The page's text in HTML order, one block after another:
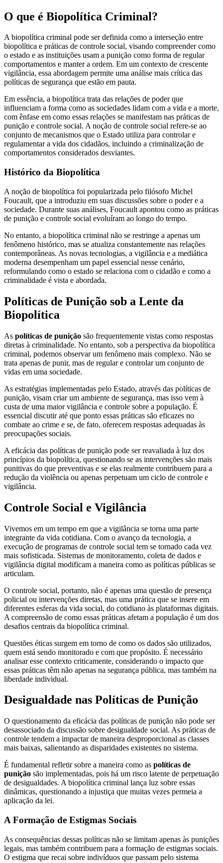
O que é Biopolítica Criminal?
A biopolítica criminal pode ser definida como a interseção entre
biopolítica e práticas de controle social, visando compreender como
o estado e as instituições usam a punição como forma de regular
comportamentos e manter a ordem. Em um contexto de crescente
vigilância, essa abordagem permite uma análise mais crítica das
políticas de segurança que estão em pauta.
Em essência, a biopolítica trata das relações de poder que
influenciam a forma como as sociedades lidam com a vida e a morte,
com ênfase em como essas relações se manifestam nas práticas de
punição e controle social. A noção de controle social refere-se ao
conjunto de mecanismos que o Estado utiliza para controlar e
regulamentar a vida dos cidadãos, incluindo a criminalização de
comportamentos considerados desviantes.
Histórico da Biopolítica
A noção de biopolítica foi popularizada pelo filósofo Michel
Foucault, que a introduziu em suas discussões sobre o poder e a
sociedade. Durante suas análises, Foucault apontou como as práticas
de punição e controle social evoluíram ao longo do tempo.
No entanto, a biopolítica criminal não se restringe a apenas um
fenômeno histórico, mas se atualiza constantemente nas relações
contemporâneas. As novas tecnologias, a vigilância e a mediática
moderna desempenham um papel essencial nesse cenário,
reformulando como o estado se relaciona com o cidadão e como a
criminalidade é vista e abordada.
Políticas de Punição sob a Lente da
Biopolítica
As políticas de punição são frequentemente vistas como respostas
diretas à criminalidade. No entanto, sob a perspectiva da biopolítica
criminal, podemos observar um fenômeno mais complexo. Não se
trata apenas de punir, mas de regular e controlar um conjunto de
vidas em uma sociedade.
As estratégias implementadas pelo Estado, através das políticas de
punição, visam criar um ambiente de segurança, mas isso vem à
custa de uma maior vigilância e controle sobre a população. É
essencial discutir até que ponto essas práticas são eficazes no
combate ao crime e se, de fato, oferecem respostas adequadas às
preocupações sociais.
A eficácia das políticas de punição pode ser reavaliada à luz dos
princípios da biopolítica, questionando se as intervenções são mais
punitivas do que preventivas e se elas realmente contribuem para a
redução da violência ou apenas perpetuam um ciclo de controle e
vigilância.
Controle Social e Vigilância
Vivemos em um tempo em que a vigilância se torna uma parte
integrante da vida cotidiana. Com o avanço da tecnologia, a
execução de programas de controle social tem se tornado cada vez
mais sofisticada. Sistemas de monitoramento, coleta de dados e
vigilância digital modificam a maneira como as políticas públicas se
articulam.
O controle social, portanto, não é apenas uma questão de presença
policial ou intervenções diretas, mas uma prática que se insere em
diferentes esferas da vida social, do cotidiano às plataformas digitais.
A compreensão de como essas práticas afetam a população é um dos
desafios centrais da biopolítica criminal.
Questões éticas surgem em torno de como os dados são utilizados,
quem está sendo monitorado e com que propósito. É necessário
analisar esse contexto criticamente, considerando o impacto que
essas práticas têm não apenas na segurança pública, mas também na
liberdade individual.
Desigualdade nas Políticas de Punição
O questionamento da eficácia das políticas de punição não pode ser
desassociado da discussão sobre desigualdade social. As práticas de
controle tendem a impactar de maneira desproporcional as classes
mais baixas, salientando as disparidades existentes no sistema.
É fundamental refletir sobre a maneira como as políticas de
punição são implementadas, pois há um risco latente de perpetuação
de desigualdades. A biopolítica criminal lança luz sobre essas
dinâmicas, questionando a injustiça que muitas vezes permeia a
aplicação da lei.
A Formação de Estigmas Sociais
As consequências dessas políticas não se limitam apenas às punições
legais, mas também contribuem para a formação de estigmas sociais.
O estigma que recai sobre indivíduos que passam pelo sistema